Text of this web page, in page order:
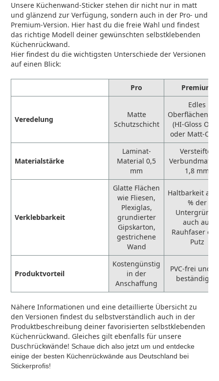
Unsere Küchenwand-Sticker stehen dir nicht nur in matt
und glänzend zur Verfügung, sondern auch in der Pro- und
Premium-Version. Hier hast du die freie Wahl und findest
das richtige Modell deiner gewünschten selbstklebenden
Küchenrückwand.
Hier findest du die wichtigsten Unterschiede der Versionen
auf einen Blick:
Pro Premium
Veredelung
Matte
Schutzschicht
Edles
(HI-Gloss
oder Matt-
Materialstärke
Laminat-
Material 0,5
mm
Versteiftes
1,8 mm
Verklebbarkeit
Glatte Flächen
wie Fliesen,
Plexiglas,
grundierter
Gipskarton,
gestrichene
Wand
Haltbarkeit auf
% der
Untergründe
auch auf
Rauhfaser
Putz
Produktvorteil
Kostengünstig
in der
Anschaffung
PVC-frei und
beständiger
Nähere Informationen und eine detaillierte Übersicht zu
den Versionen findest du selbstverständlich auch in der
Produktbeschreibung deiner favorisierten selbstklebenden
Küchenrückwand. Gleiches gilt ebenfalls für unsere
Duschrückwände!Schaue dich also jetzt um und entdecke
einige der besten Küchenrückwände aus Deutschland bei
Stickerprofis!